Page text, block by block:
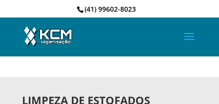
(41) 99602-8023
LIMPEZA DE ESTOFADOS